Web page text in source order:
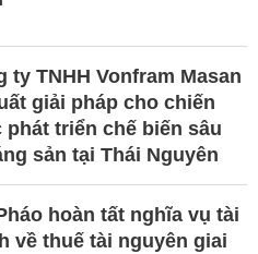
ty TNHH Vonfram Masan
giải pháp cho chiến
phát triển chế biến sâu
sản tại Thái Nguyên
hoàn tất nghĩa vụ tài
về thuế tài nguyên giai